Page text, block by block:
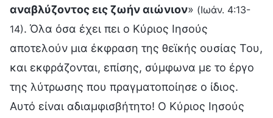
αναβλύζοντος εις ζωήν αιώνιον» (Ιωάν. 4:13-
14). Όλα όσα έχει πει ο Κύριος Ιησούς
αποτελούν μια έκφραση της θεϊκής ουσίας Του,
και εκφράζονται, επίσης, σύμφωνα με το έργο
της λύτρωσης που πραγματοποίησε ο ίδιος.
Αυτό είναι αδιαμφισβήτητο! Ο Κύριος Ιησούς